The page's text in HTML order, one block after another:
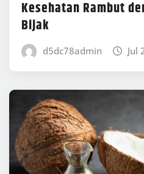
Kesehatan Rambut
Bijak
d5dc78admin Jul